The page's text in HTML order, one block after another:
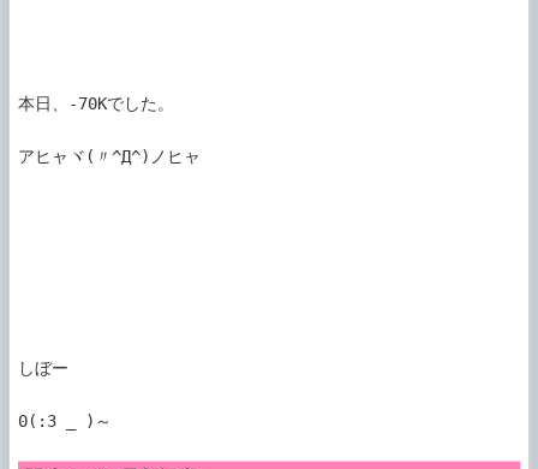
本日、-70Kでした。
アヒャヾ(〃^Д^)ノヒャ
しぼー